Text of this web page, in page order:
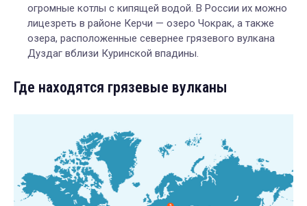
огромные котлы с кипящей водой. В России их можно
лицезреть в районе Керчи — озеро Чокрак, а также
озера, расположенные севернее грязевого вулкана
Дуздаг вблизи Куринской впадины.
Где находятся грязевые вулканы